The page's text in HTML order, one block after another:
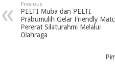
Previous
PELTI Muba dan PELTI
Prabumulih Gelar Friendly
Pererat Silaturahmi Melalui
Olahraga